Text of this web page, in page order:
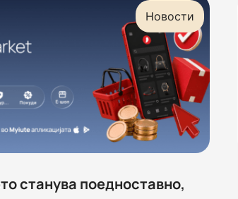
станува поедноставно,
Новости